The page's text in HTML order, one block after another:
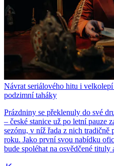
Návrat seriálového hitu i
podzimní taháky
Prázdniny se překlenuly do své
– české stanice už po letní pauze
sezónu, v níž řada z nich tradičně
roku. Jako první svou nabídku
bude spoléhat na osvědčené